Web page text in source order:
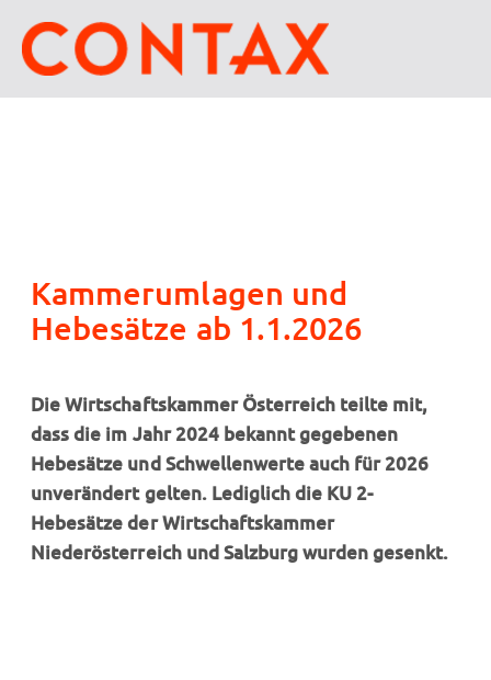
Kammerumlagen und
Hebesätze ab 1.1.2026
Die Wirtschaftskammer Österreich teilte mit,
dass die im Jahr 2024 bekannt gegebenen
Hebesätze und Schwellenwerte auch für 2026
unverändert gelten. Lediglich die KU 2-
Hebesätze der Wirtschaftskammer
Niederösterreich und Salzburg wurden gesenkt.